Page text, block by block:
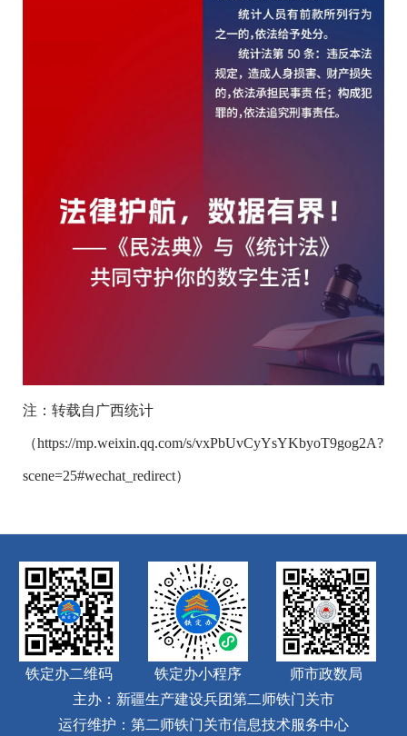
注：转载自广西统计
（https://mp.weixin.qq.com/s/vxPbUvCyYsYKbyoT9gog2A?
scene=25#wechat_redirect）
铁定办二维码 铁定办小程序
师市政数局
主办：新疆生产建设兵团第二师铁门关市
运行维护：第二师铁门关市信息技术服务中心